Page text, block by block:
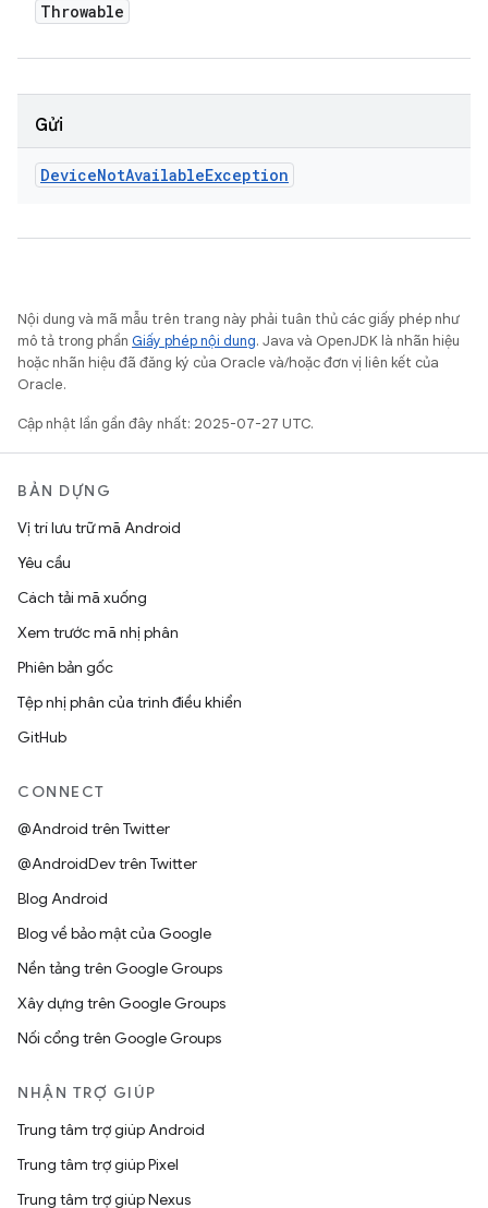
Throwable
Gửi
DeviceNotAvailableException
Nội dung và mã mẫu trên trang này phải tuân thủ các giấy phép như
mô tả trong phần Giấy phép nội dung. Java và OpenJDK là nhãn hiệu
hoặc nhãn hiệu đã đăng ký của Oracle và/hoặc đơn vị liên kết của
Oracle.
Cập nhật lần gần đây nhất: 2025-07-27 UTC.
BẢN DỰNG
Vị trí lưu trữ mã Android
Yêu cầu
Cách tải mã xuống
Xem trước mã nhị phân
Phiên bản gốc
Tệp nhị phân của trình điều khiển
GitHub
CONNECT
@Android trên Twitter
@AndroidDev trên Twitter
Blog Android
Blog về bảo mật của Google
Nền tảng trên Google Groups
Xây dựng trên Google Groups
Nối cổng trên Google Groups
NHẬN TRỢ GIÚP
Trung tâm trợ giúp Android
Trung tâm trợ giúp Pixel
Trung tâm trợ giúp Nexus